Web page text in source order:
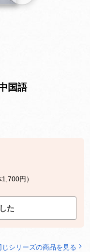
国語
円）
た
じシリーズの商品を見る